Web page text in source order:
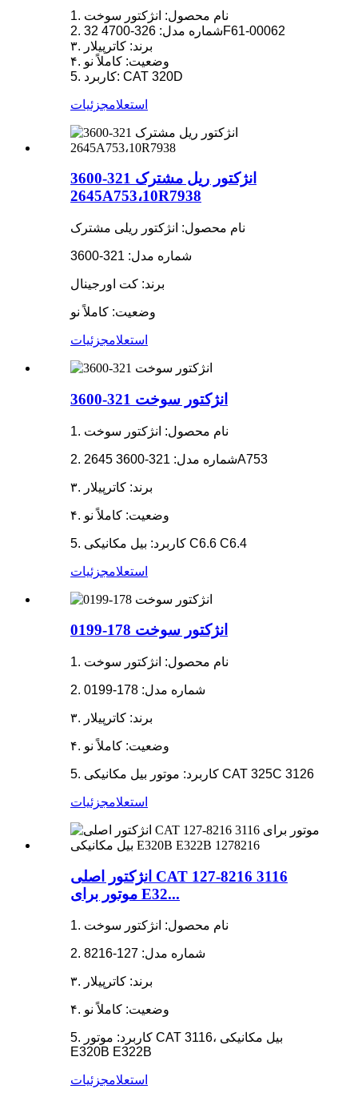
1. نام محصول: انژکتور سوخت
2. شماره مدل: 326-4700 32F61-00062
۳. برند: کاترپیلار
۴. وضعیت: کاملاً نو
5. کاربرد: CAT 320D
استعلامجزئیات
انژکتور ریل مشترک 321-3600
2645A753،10R7938
نام محصول: انژکتور ریلی مشترک
شماره مدل: 321-3600
برند: کت اورجینال
وضعیت: کاملاً نو
استعلامجزئیات
انژکتور سوخت 321-3600
1. نام محصول: انژکتور سوخت
2. شماره مدل: 321-3600 2645A753
۳. برند: کاترپیلار
۴. وضعیت: کاملاً نو
5. کاربرد: بیل مکانیکی C6.6 C6.4
استعلامجزئیات
انژکتور سوخت 178-0199
1. نام محصول: انژکتور سوخت
2. شماره مدل: 178-0199
۳. برند: کاترپیلار
۴. وضعیت: کاملاً نو
5. کاربرد: موتور بیل مکانیکی CAT 325C 3126
استعلامجزئیات
انژکتور اصلی CAT 127-8216 3116
موتور برای E32...
1. نام محصول: انژکتور سوخت
2. شماره مدل: 127-8216
۳. برند: کاترپیلار
۴. وضعیت: کاملاً نو
5. کاربرد: موتور CAT 3116، بیل مکانیکی
E320B E322B
استعلامجزئیات